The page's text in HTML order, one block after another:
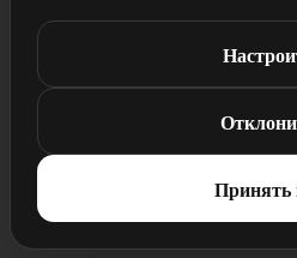
2026 © Разработка и
Принять